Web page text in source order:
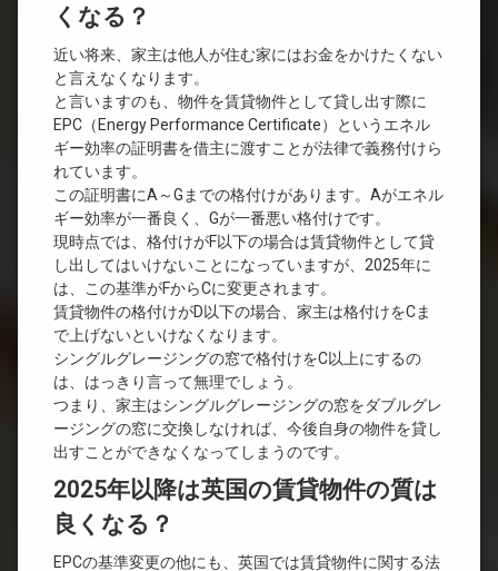
くなる？
近い将来、家主は他人が住む家にはお金をかけたくない
と言えなくなります。
と言いますのも、物件を賃貸物件として貸し出す際に
EPC（Energy Performance Certificate）というエネル
ギー効率の証明書を借主に渡すことが法律で義務付けら
れています。
この証明書にA～Gまでの格付けがあります。Aがエネル
ギー効率が一番良く、Gが一番悪い格付けです。
現時点では、格付けがF以下の場合は賃貸物件として貸
し出してはいけないことになっていますが、2025年に
は、この基準がFからCに変更されます。
賃貸物件の格付けがD以下の場合、家主は格付けをCま
で上げないといけなくなります。
シングルグレージングの窓で格付けをC以上にするの
は、はっきり言って無理でしょう。
つまり、家主はシングルグレージングの窓をダブルグレ
ージングの窓に交換しなければ、今後自身の物件を貸し
出すことができなくなってしまうのです。
2025年以降は英国の賃貸物件の質は
良くなる？
EPCの基準変更の他にも、英国では賃貸物件に関する法